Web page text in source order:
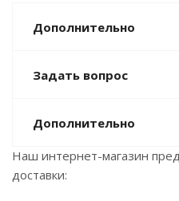
Дополнительно
Задать вопрос
Дополнительно
Наш интернет-магазин
доставки: